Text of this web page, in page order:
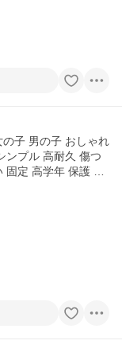
子 男の子 おしゃれ
ンプル 高耐久 傷つ
定 高学年 保護 無